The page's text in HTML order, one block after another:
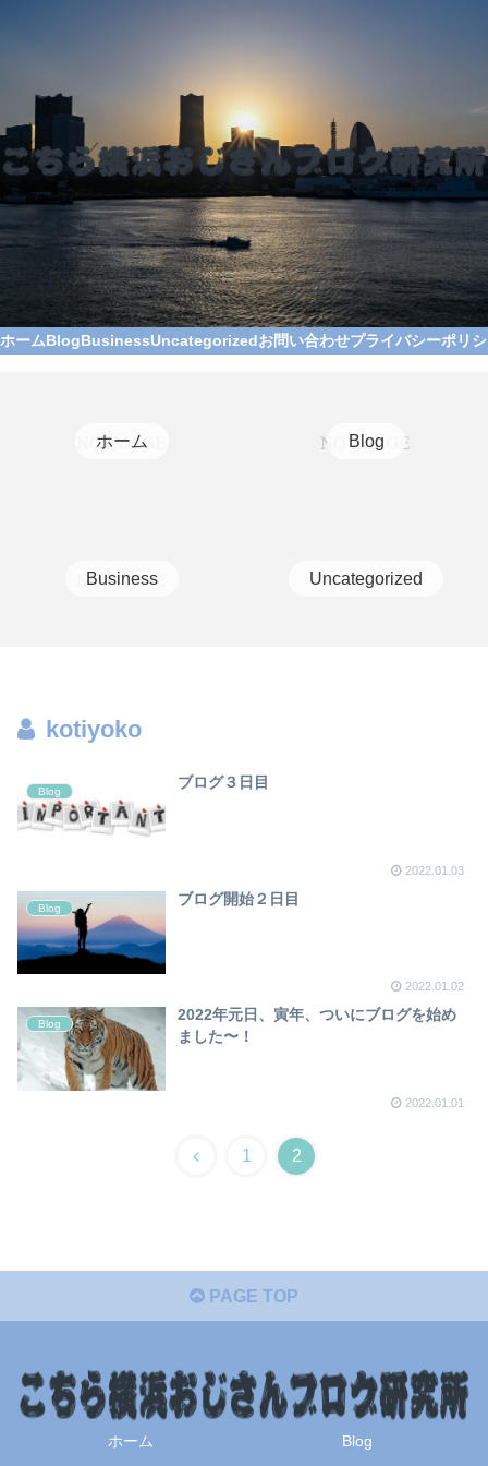
ホームBlogBusinessUncategorizedお問い合わせプライバシーポリ
ホーム Blog
Business Uncategorized
kotiyoko
Blog
ブログ３日目
2022.01.03
Blog
ブログ開始２日目
2022.01.02
Blog
2022年元日、寅年、ついにブログを始め
ました〜！
2022.01.01
1 2
PAGE TOP
ホーム
Blog